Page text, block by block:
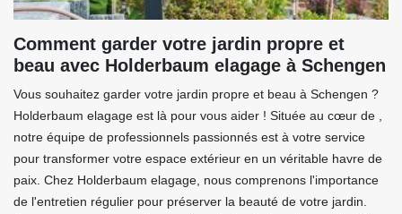
Comment garder votre jardin propre et
beau avec Holderbaum elagage à Schengen
Vous souhaitez garder votre jardin propre et beau à Schengen ?
Holderbaum elagage est là pour vous aider ! Située au cœur de ,
notre équipe de professionnels passionnés est à votre service
pour transformer votre espace extérieur en un véritable havre de
paix. Chez Holderbaum elagage, nous comprenons l'importance
de l'entretien régulier pour préserver la beauté de votre jardin.